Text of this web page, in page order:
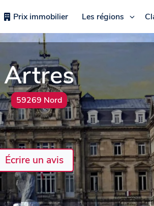
Prix immobilier Les régions
Artres
59269 Nord
Écrire un avis